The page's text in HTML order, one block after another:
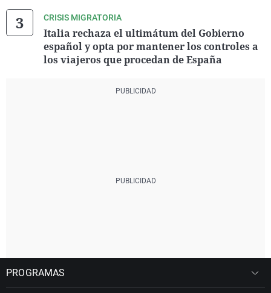
CRISIS MIGRATORIA
Italia rechaza el ultimátum del Gobierno
español y opta por mantener los controles a
los viajeros que procedan de España
PROGRAMAS